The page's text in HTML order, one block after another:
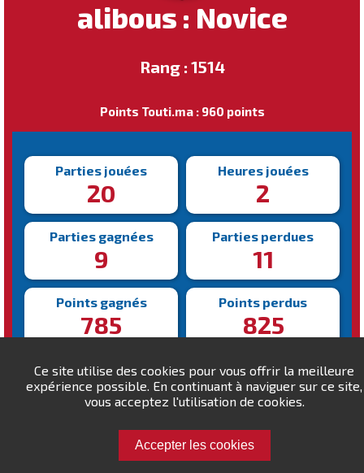
Ce site utilise des cookies pour vous offrir la meilleure
expérience possible. En continuant à naviguer sur ce site,
vous acceptez l'utilisation de cookies.
Accepter les cookies
alibous : Novice
Rang : 1514
Points Touti.ma : 960 points
Parties jouées
20
Heures jouées
2
Parties gagnées
9
Parties perdues
11
Points gagnés
785
Points perdus
825
Victoire la plus rapide
216s
Victoire la plus lente
1726s
Défiez alibous !